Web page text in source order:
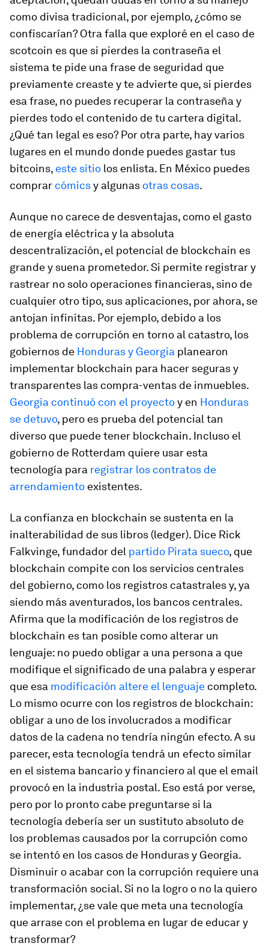
como divisa tradicional, por ejemplo, ¿cómo se
confiscarían? Otra falla que exploré en el caso de
scotcoin es que si pierdes la contraseña el
sistema te pide una frase de seguridad que
previamente creaste y te advierte que, si pierdes
esa frase, no puedes recuperar la contraseña y
pierdes todo el contenido de tu cartera digital.
¿Qué tan legal es eso? Por otra parte, hay varios
lugares en el mundo donde puedes gastar tus
bitcoins, este sitio los enlista. En México puedes
comprar cómicsy algunas otras cosas.
Aunque no carece de desventajas, como el gasto
de energía eléctrica y la absoluta
descentralización, el potencial de blockchain es
grande y suena prometedor. Si permite registrar y
rastrear no solo operaciones financieras, sino de
cualquier otro tipo, sus aplicaciones, por ahora, se
antojan infinitas. Por ejemplo, debido a los
problema de corrupción en torno al catastro, los
gobiernos de Honduras y Georgia planearon
implementar blockchain para hacer seguras y
transparentes las compra-ventas de inmuebles.
Georgia continuó con el proyectoy en Honduras
se detuvo, pero es prueba del potencial tan
diverso que puede tener blockchain. Incluso el
gobierno de Rotterdam quiere usar esta
tecnología para registrar los contratos de
arrendamiento existentes.
La confianza en blockchain se sustenta en la
inalterabilidad de sus libros (ledger). Dice Rick
Falkvinge, fundador del partido Pirata sueco, que
blockchain compite con los servicios centrales
del gobierno, como los registros catastrales y, ya
siendo más aventurados, los bancos centrales.
Afirma que la modificación de los registros de
blockchain es tan posible como alterar un
lenguaje: no puedo obligar a una persona a que
modifique el significado de una palabra y esperar
que esa modificación altere el lenguaje completo.
Lo mismo ocurre con los registros de blockchain:
obligar a uno de los involucrados a modificar
datos de la cadena no tendría ningún efecto. A su
parecer, esta tecnología tendrá un efecto similar
en el sistema bancario y financiero al que el email
provocó en la industria postal. Eso está por verse,
pero por lo pronto cabe preguntarse si la
tecnología debería ser un sustituto absoluto de
los problemas causados por la corrupción como
se intentó en los casos de Honduras y Georgia.
Disminuir o acabar con la corrupción requiere una
transformación social. Si no la logro o no la quiero
implementar, ¿se vale que meta una tecnología
que arrase con el problema en lugar de educar y
transformar?